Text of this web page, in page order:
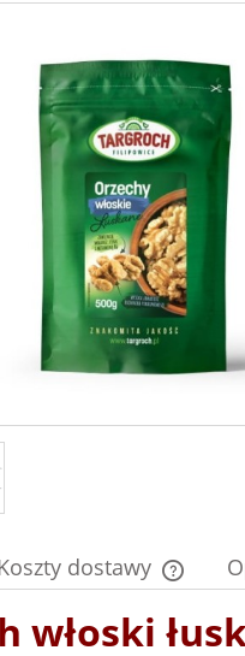
dostawy
Cena
włoski